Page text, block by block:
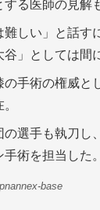
る医師の見解
しい」と話す
」としては間
手術の権威と
選手も執刀し
術を担当した。
base